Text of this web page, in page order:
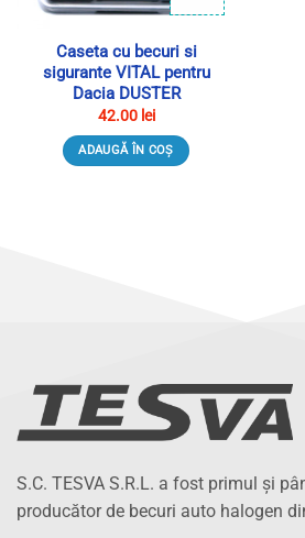
Caseta cu becuri si
sigurante VITAL pentru
Dacia DUSTER
42.00 lei
ADAUGĂ ÎN COȘ
S.C. TESVA S.R.L. a fost primul și
producător de becuri auto halogen